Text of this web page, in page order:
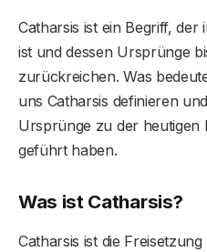
Catharsis ist ein Begriff,
ist und dessen Ursprünge
zurückreichen. Was
uns Catharsis definieren
Ursprünge zu der heutigen
geführt haben.
Was ist Catharsis?
Catharsis ist die